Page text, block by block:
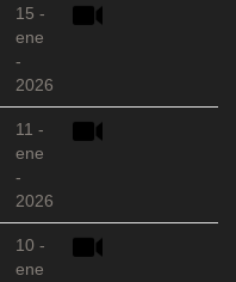
15 -
ene
-
2026
11 -
ene
-
2026
10 -
ene